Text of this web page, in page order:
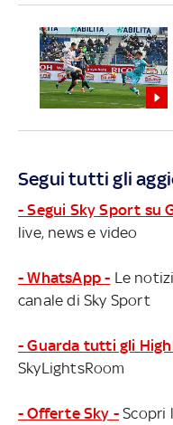
Segui tutti gli
- Segui Sky Sport su
live, news e video
- WhatsApp - Le
canale di Sky Sport
- Guarda tutti gli
SkyLightsRoom
- Offerte Sky - Scopri